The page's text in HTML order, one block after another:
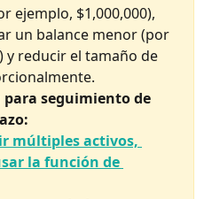
ejemplo, $1,000,000),
un balance menor (por
y reducir el tamaño de
para seguimiento de
múltiples activos,
la función de